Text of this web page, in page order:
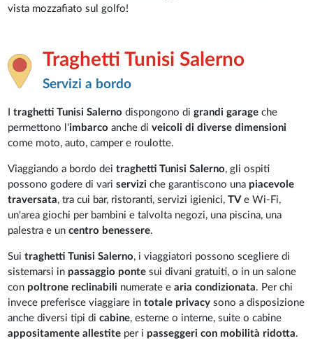
vista mozzafiato sul golfo!
Traghetti Tunisi Salerno
Servizi a bordo
Itraghetti Tunisi Salerno dispongono digrandi garage che
permettono l'imbarco anche diveicoli di diverse dimensioni
come moto, auto, camper e roulotte.
Viaggiando a bordo deitraghetti Tunisi Salerno, gli ospiti
possono godere di variserviziche garantiscono una piacevole
traversata, tra cui bar, ristoranti, servizi igienici,TV e Wi-Fi,
un'area giochi per bambini e talvolta negozi, una piscina, una
palestra e uncentro benessere.
Suitraghetti Tunisi Salerno, i viaggiatori possono scegliere di
sistemarsi in passaggio ponte sui divani gratuiti, o in un salone
con poltrone reclinabili numerate earia condizionata. Per chi
invece preferisce viaggiare intotale privacy sono a disposizione
anche diversi tipi dicabine, esterne o interne, suite o cabine
appositamente allestite per i passeggeri con mobilità ridotta.